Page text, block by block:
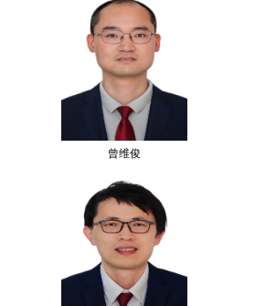
曾维俊